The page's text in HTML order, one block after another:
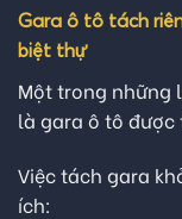
Gara ô tô tách
biệt thự
Một trong những
là gara ô tô được
Việc tách gara
ích: